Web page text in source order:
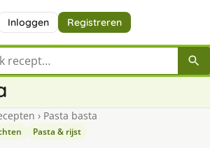
Inloggen Registreren
recept
› Pasta basta
Pasta & rijst